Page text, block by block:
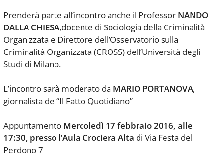
Prenderà parte all’incontro anche il Professor NANDO
DALLA CHIESA,docente di Sociologia della Criminalità
Organizzata e Direttore dell’Osservatorio sulla
Criminalità Organizzata (CROSS) dell’Università degli
Studi di Milano.
L’incontro sarà moderato da MARIO PORTANOVA,
giornalista de “Il Fatto Quotidiano”
Appuntamento Mercoledì 17 febbraio 2016, alle
17:30, presso l’Aula Crociera Alta di Via Festa del
Perdono 7